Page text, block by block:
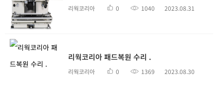
리웍코리아 0 1040 2023.08.31
리웍코리아 패드복원 수리 .
리웍코리아 0 1369 2023.08.30